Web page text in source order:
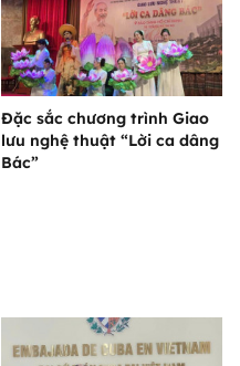
Đặc sắc chương trình Giao
lưu nghệ thuật “Lời ca dâng
Bác”